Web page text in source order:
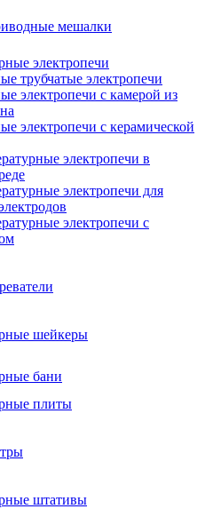
мешалки
электропечи
трубчатые электропечи
электропечи с камерой из
электропечи с керамической
электропечи в
электропечи для
электропечи с
шейкеры
бани
плиты
штативы